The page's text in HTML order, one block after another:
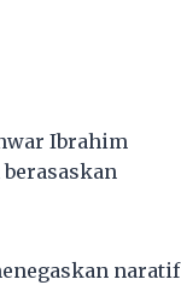
Ibrahim
naratif